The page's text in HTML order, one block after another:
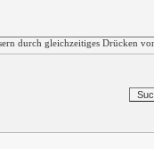
durch gleichzeitiges Drücken